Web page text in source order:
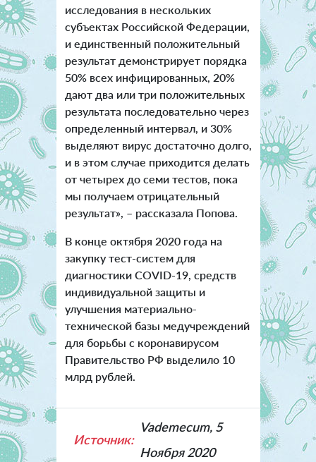
исследования в нескольких
субъектах Российской Федерации,
и единственный положительный
результат демонстрирует порядка
50% всех инфицированных, 20%
дают два или три положительных
результата последовательно через
определенный интервал, и 30%
выделяют вирус достаточно долго,
и в этом случае приходится делать
от четырех до семи тестов, пока
мы получаем отрицательный
результат», – рассказала Попова.
В конце октября 2020 года на
закупку тест-систем для
диагностики COVID-19, средств
индивидуальной защиты и
улучшения материально-
технической базы медучреждений
для борьбы с коронавирусом
Правительство РФ выделило 10
млрд рублей.
Источник:
Vademecum, 5
Ноября 2020